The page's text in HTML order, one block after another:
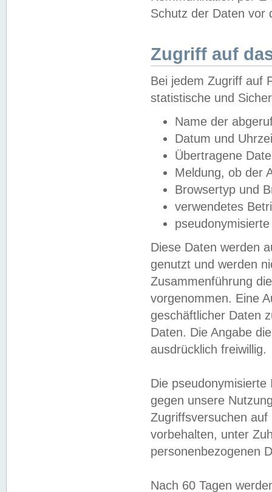
Schutz der Daten vor
Zugriff auf
Bei jedem Zugriff auf
statistische und
Name der
Datum und
Übertragene
Meldung, ob der
Browsertyp und
verwendetes
Diese Daten werden
genutzt und werden
Zusammenführung
vorgenommen. Eine
geschäftlicher Daten
Daten. Die Angabe
ausdrücklich freiwillig.
Die
gegen unsere
Zugriffsversuchen
vorbehalten, unter
personenbezogenen
Nach 60 Tagen